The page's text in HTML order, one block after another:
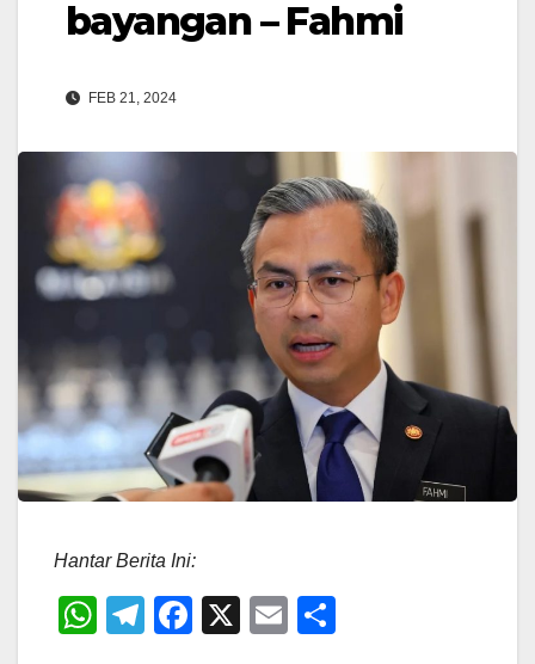
bayangan – Fahmi
FEB 21, 2024
Hantar Berita Ini:
W
T
F
X
E